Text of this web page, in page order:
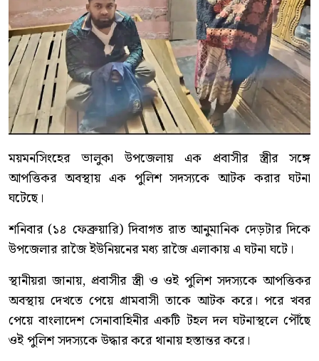
ময়মনসিংহের ভালুকা উপজেলায় এক প্রবাসীর স্ত্রীর সঙ্গে
আপত্তিকর অবস্থায় এক পুলিশ সদস্যকে আটক করার ঘটনা
ঘটেছে।
শনিবার (১৪ ফেব্রুয়ারি) দিবাগত রাত আনুমানিক দেড়টার দিকে
উপজেলার রাজৈ ইউনিয়নের মধ্য রাজৈ এলাকায় এ ঘটনা ঘটে।
স্থানীয়রা জানায়, প্রবাসীর স্ত্রী ও ওই পুলিশ সদস্যকে আপত্তিকর
অবস্থায় দেখতে পেয়ে গ্রামবাসী তাকে আটক করে। পরে খবর
পেয়ে বাংলাদেশ সেনাবাহিনীর একটি টহল দল ঘটনাস্থলে পৌঁছে
ওই পুলিশ সদস্যকে উদ্ধার করে থানায় হস্তান্তর করে।